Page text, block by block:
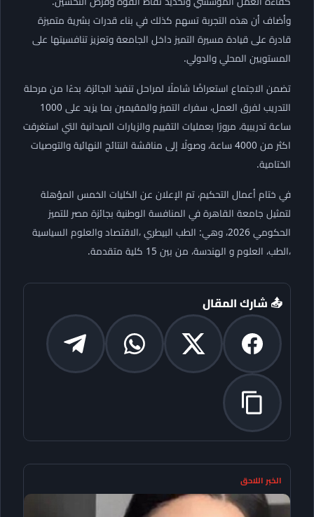
وأضاف أن هذه التجربة تسهم كذلك في بناء قدرات بشرية متميزة
قادرة على قيادة مسيرة التميز داخل الجامعة وتعزيز تنافسيتها على
المستويين المحلي والدولي.
تضمن الاجتماع استعراضًا شاملًا لمراحل تنفيذ الجائزة، بدءًا من مرحلة
التدريب لفرق العمل، سفراء التميز والمقيمين بما يزيد على 1000
ساعة تدريبية، مرورًا بعمليات التقييم والزيارات الميدانية التي استغرقت
اكثر من 4000 ساعة، وصولًا إلى مناقشة النتائج النهائية والتوصيات
الختامية.
في ختام أعمال التحكيم، تم الإعلان عن الكليات الخمس المؤهلة
لتمثيل جامعة القاهرة في المنافسة الوطنية بجائزة مصر للتميز
الحكومي 2026، وهي: الطب البيطري ،الاقتصاد والعلوم السياسية
،الطب، العلوم و الهندسة، من بين 15 كلية متقدمة.
📤 شارك المقال
الخبر اللاحق